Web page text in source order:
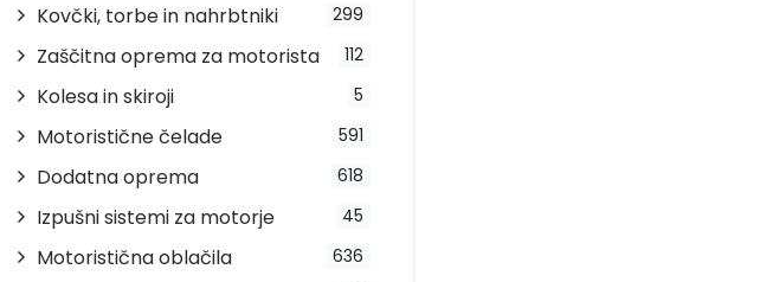
299
Kovčki, torbe in nahrbtniki
112
Zaščitna oprema za motorista
5
Kolesa in skiroji
591
Motoristične čelade
618
Dodatna oprema
45
Izpušni sistemi za motorje
636
Motoristična oblačila